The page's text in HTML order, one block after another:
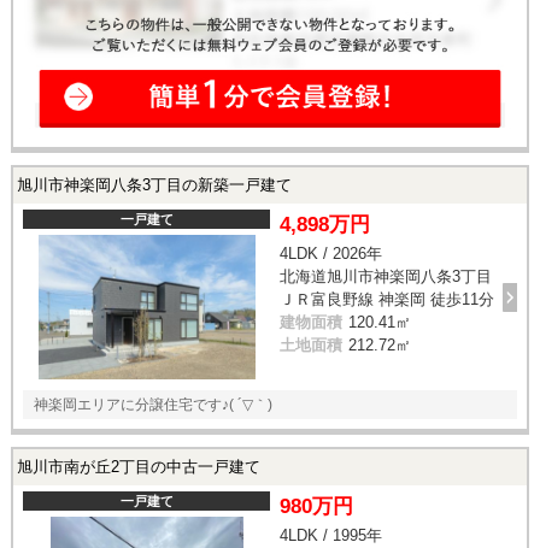
旭川市神楽岡八条3丁目の新築一戸建て
一戸建て 4,898万円
4LDK / 2026年
北海道旭川市神楽岡八条3丁目
ＪＲ富良野線 神楽岡 徒歩11分
建物面積 120.41㎡
土地面積 212.72㎡
神楽岡エリアに分譲住宅です♪( ´▽｀)
旭川市南が丘2丁目の中古一戸建て
一戸建て 980万円
4LDK / 1995年